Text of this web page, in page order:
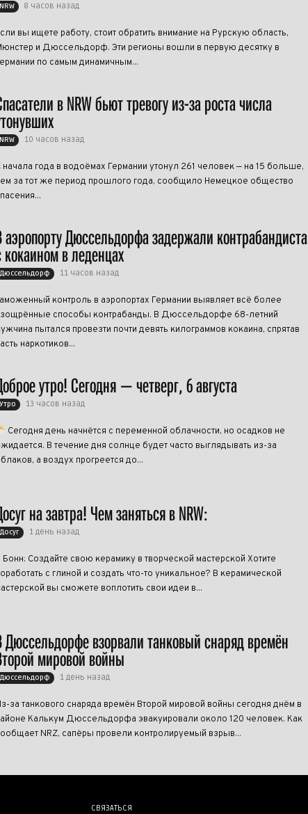
NRW 8 часов назад
вы ищете работу, стоит обратить внимание на Рурскую область,
и Дюссельдорф. Эти регионы вошли в первую десятку в
по самым динамичным...
в NRW бьют тревогу из-за роста числа
NRW 10 часов назад
начала года в водоёмах Германии утонул 261 человек — на 15 больше,
за тот же период прошлого года, сообщило Немецкое общество
аэропорту Дюссельдорфа задержали контрабандиста
кокаином в леденцах
Дюссельдорф 11 часов назад
контроль в аэропортах Германии выявляет всё более
способы контрабанды. В Дюссельдорфе 68-летний
пытался провезти почти девять килограммов кокаина, спрятав
наркотиков...
утро! Сегодня — четверг, 6 августа
Утро 13 часов назад
Сегодня день начнётся с переменной облачности, но осадков не
В течение дня солнце будет часто выглядывать из-за
а воздух прогреется до...
на завтра! Чем заняться в NRW:
Досуг 1 день назад
Бонн: Создайте свою керамику в творческой мастерской Хотите
с глиной и создать что-то уникальное? В керамической
вы сможете воплотить свои идеи в...
Дюссельдорфе взорвали танковый снаряд времён
мировой войны
Дюссельдорф 1 день назад
за танкового снаряда времён Второй мировой войны сегодня днём в
Калькум Дюссельдорфа эвакуировали около 120 человек. Как
NRZ, сапёры провели контролируемый взрыв...
СВЯЗАТЬСЯ